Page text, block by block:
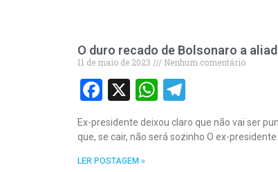
O duro recado de Bolsonaro a
11 de maio de 2023 Nenhum comentário
Facebook
X WhatsApp
Ex-presidente deixou claro que não vai ser
que, se cair, não será sozinho O ex-
LER POSTAGEM »